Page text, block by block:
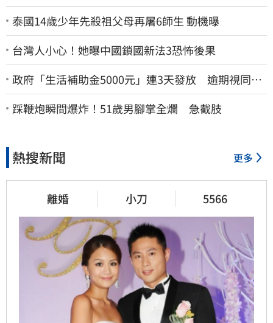
泰國14歲少年先殺祖父母再屠6師生 動機曝
台灣人小心！她曝中國鎖國新法3恐怖後果
政府「生活補助金5000元」連3天發放 逾期視同放
棄
踩鞭炮瞬間爆炸！51歲男腳掌全爛 急截肢
熱搜新聞 更多
離婚 小刀 5566